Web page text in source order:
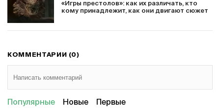
«Игры престолов»: как их различать, кто
кому принадлежит, как они двигают сюжет
КОММЕНТАРИИ (0)
Популярные Новые Первые